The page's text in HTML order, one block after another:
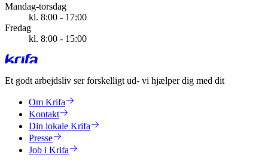
Mandag-torsdag
kl. 8:00 - 17:00
Fredag
kl. 8:00 - 15:00
Et godt arbejdsliv ser forskelligt ud- vi hjælper dig med dit
Om Krifa
Kontakt
Din lokale Krifa
Presse
Job i Krifa